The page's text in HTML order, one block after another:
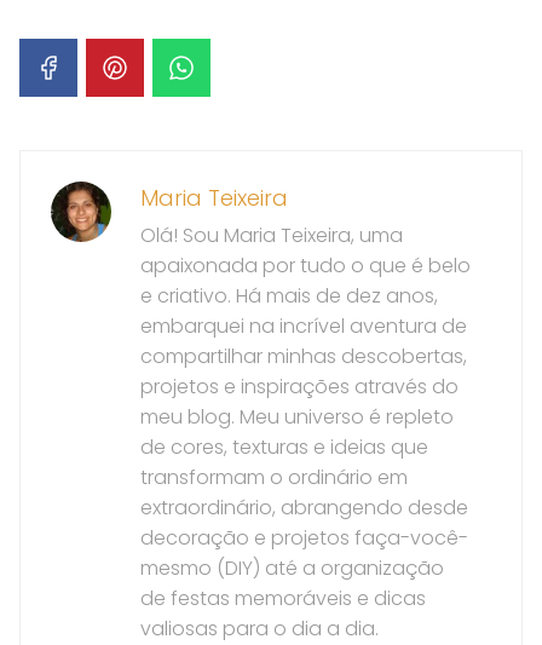
Maria Teixeira
Olá! Sou Maria Teixeira, uma
apaixonada por tudo o que é belo
e criativo. Há mais de dez anos,
embarquei na incrível aventura de
compartilhar minhas descobertas,
projetos e inspirações através do
meu blog. Meu universo é repleto
de cores, texturas e ideias que
transformam o ordinário em
extraordinário, abrangendo desde
decoração e projetos faça-você-
mesmo (DIY) até a organização
de festas memoráveis e dicas
valiosas para o dia a dia.